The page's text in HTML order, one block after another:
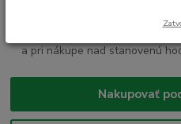
a pri nákupe nad stanovenú
Nakupovať